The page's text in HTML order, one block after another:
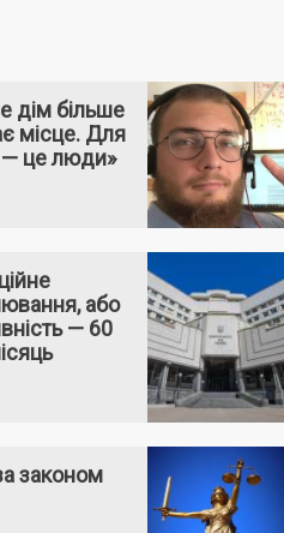
дім більше
місце. Для
це люди»
або
— 60
законом